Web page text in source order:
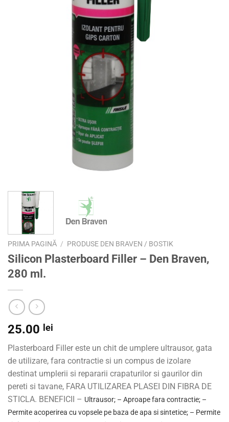
PRIMA PAGINĂ / PRODUSE DEN BRAVEN / BOSTIK
Silicon Plasterboard Filler – Den Braven,
280 ml.
25.00 lei
Plasterboard Filler este un chit de umplere ultrausor, gata
de utilizare, fara contractie si un compus de izolare
destinat umplerii si repararii crapaturilor si gaurilor din
pereti si tavane, FARA UTILIZAREA PLASEI DIN FIBRA DE
STICLA. BENEFICII – Ultrausor; – Aproape fara contractie; –
Permite acoperirea cu vopsele pe baza de apa si sintetice; – Permite